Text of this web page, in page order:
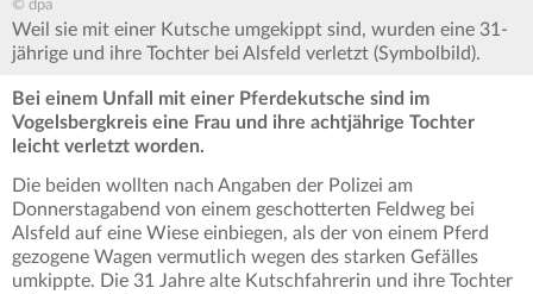
© dpa
Weil sie mit einer Kutsche umgekippt sind, wurden eine 31-
jährige und ihre Tochter bei Alsfeld verletzt (Symbolbild).
Bei einem Unfall mit einer Pferdekutsche sind im
Vogelsbergkreis eine Frau und ihre achtjährige Tochter
leicht verletzt worden.
Die beiden wollten nach Angaben der Polizei am
Donnerstagabend von einem geschotterten Feldweg bei
Alsfeld auf eine Wiese einbiegen, als der von einem Pferd
gezogene Wagen vermutlich wegen des starken Gefälles
umkippte. Die 31 Jahre alte Kutschfahrerin und ihre Tochter